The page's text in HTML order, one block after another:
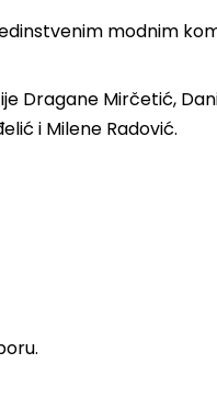
modnim
Dragane Mirčetić,
i Milene Radović.